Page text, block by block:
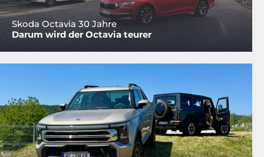
Skoda Octavia 30 Jahre
Darum wird der Octavia teurer